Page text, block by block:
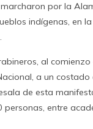
por la
indígenas, en
al comienzo
a un costado
de esta
personas, entre